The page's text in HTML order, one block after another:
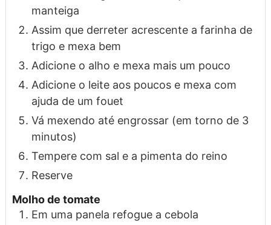
manteiga
Assim que derreter acrescente a farinha de
trigo e mexa bem
Adicione o alho e mexa mais um pouco
Adicione o leite aos poucos e mexa com
ajuda de um fouet
Vá mexendo até engrossar (em torno de 3
minutos)
Tempere com sal e a pimenta do reino
Reserve
Molho de tomate
Em uma panela refogue a cebola